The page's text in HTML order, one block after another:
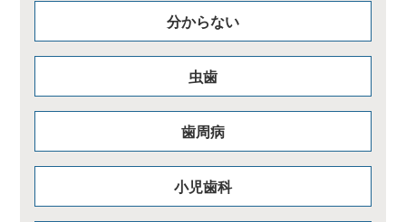
分からない
虫歯
歯周病
小児歯科